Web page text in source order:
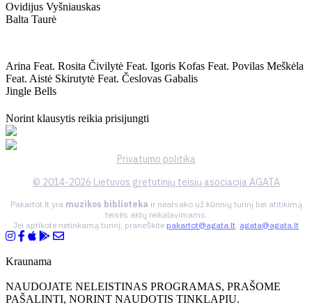
Ovidijus Vyšniauskas
Balta Taurė
Arina Feat. Rosita Čivilytė Feat. Igoris Kofas Feat. Povilas Meškėla
Feat. Aistė Skirutytė Feat. Česlovas Gabalis
Jingle Bells
Norint klausytis reikia prisijungti
Privatumo politika
© 2014-2026 Lietuvos gretutinių teisių asociacija AGATA
Pakartot.lt yra muzikos biblioteka ir neatsako už kūrinių turinį bei atitikimą
teisės aktų reikalavimams.
Jei aptikote netinkamą turinį, praneškite pakartot@agata.lt, agata@agata.lt
Kraunama
NAUDOJATE NELEISTINAS PROGRAMAS, PRAŠOME
PAŠALINTI, NORINT NAUDOTIS TINKLAPIU.